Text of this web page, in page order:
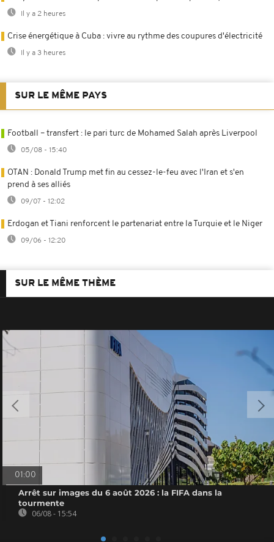
Il y a 2 heures
Crise énergétique à Cuba : vivre au rythme des coupures d'électricité
Il y a 3 heures
SUR LE MÊME PAYS
Football – transfert : le pari turc de Mohamed Salah après Liverpool
05/08 - 15:40
OTAN : Donald Trump met fin au cessez-le-feu avec l'Iran et s'en
prend à ses alliés
09/07 - 12:02
Erdogan et Tiani renforcent le partenariat entre la Turquie et le Niger
09/06 - 12:20
SUR LE MÊME THÈME
01:00
Arrêt sur images du 6 août 2026 : la FIFA dans la
tourmente
06/08 - 15:54